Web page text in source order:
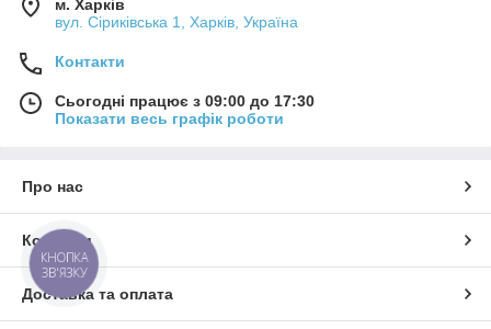
м. Харків
вул. Сіриківська 1, Харків, Україна
Контакти
Сьогодні працює з 09:00 до 17:30
Показати весь графік роботи
Про нас
Контакти
Доставка та оплата
КНОПКА
ЗВ'ЯЗКУ